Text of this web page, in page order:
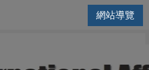
網站導覽
招生